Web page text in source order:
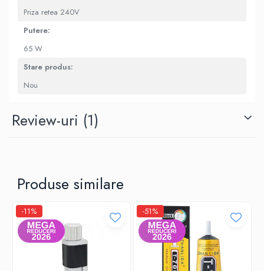
Priza retea 240V
Putere:
65 W
Stare produs:
Nou
Review-uri (1)
Produse similare
-11% -51%